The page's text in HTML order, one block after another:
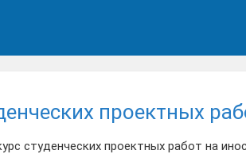
проектных
студенческих проектных работ на